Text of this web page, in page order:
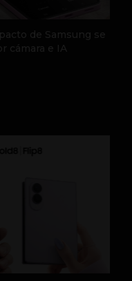
de Samsung se
cámara e IA